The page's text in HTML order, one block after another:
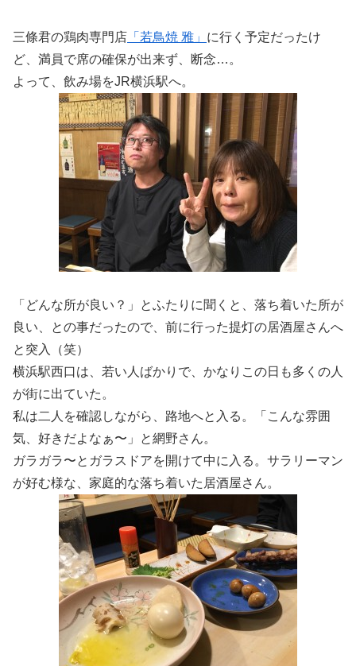
三條君の鶏肉専門店 「若鳥焼 雅」 に行く予定だったけ
ど、満員で席の確保が出来ず、断念…。
よって、飲み場をJR横浜駅へ。
「どんな所が良い？」とふたりに聞くと、落ち着いた所が
良い、との事だったので、前に行った提灯の居酒屋さんへ
と突入（笑）
横浜駅西口は、若い人ばかりで、かなりこの日も多くの人
が街に出ていた。
私は二人を確認しながら、路地へと入る。「こんな雰囲
気、好きだよなぁ〜」と網野さん。
ガラガラ〜とガラスドアを開けて中に入る。サラリーマン
が好む様な、家庭的な落ち着いた居酒屋さん。